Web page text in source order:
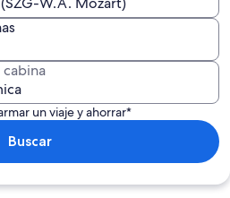
cabina
un viaje y ahorrar*
Buscar